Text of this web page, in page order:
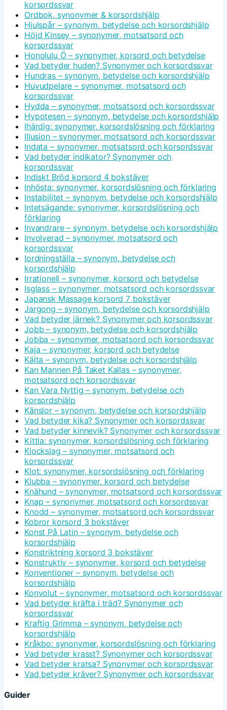
korsordssvar
Ordbok, synonymer & korsordshjälp
Hjulspår – synonym, betydelse och korsordshjälp
Höjd Kinsey – synonymer, motsatsord och
korsordssvar
Honolulu Ö – synonymer, korsord och betydelse
Vad betyder huden? Synonymer och korsordssvar
Hundras – synonym, betydelse och korsordshjälp
Huvudpelare – synonymer, motsatsord och
korsordssvar
Hydda – synonymer, motsatsord och korsordssvar
Hypotesen – synonym, betydelse och korsordshjälp
Ihärdig: synonymer, korsordslösning och förklaring
Illusion – synonymer, motsatsord och korsordssvar
Indata – synonymer, motsatsord och korsordssvar
Vad betyder indikator? Synonymer och
korsordssvar
Indiskt Bröd korsord 4 bokstäver
Inhösta: synonymer, korsordslösning och förklaring
Instabilitet – synonym, betydelse och korsordshjälp
Intetsägande: synonymer, korsordslösning och
förklaring
Invandrare – synonym, betydelse och korsordshjälp
Involverad – synonymer, motsatsord och
korsordssvar
Iordningställa – synonym, betydelse och
korsordshjälp
Irrationell – synonymer, korsord och betydelse
Isglass – synonymer, motsatsord och korsordssvar
Japansk Massage korsord 7 bokstäver
Jargong – synonym, betydelse och korsordshjälp
Vad betyder järnek? Synonymer och korsordssvar
Jobb – synonym, betydelse och korsordshjälp
Jobba – synonymer, motsatsord och korsordssvar
Kaja – synonymer, korsord och betydelse
Kälta – synonym, betydelse och korsordshjälp
Kan Mannen På Taket Kallas – synonymer,
motsatsord och korsordssvar
Kan Vara Nyttig – synonym, betydelse och
korsordshjälp
Känslor – synonym, betydelse och korsordshjälp
Vad betyder kika? Synonymer och korsordssvar
Vad betyder kinnevik? Synonymer och korsordssvar
Kittla: synonymer, korsordslösning och förklaring
Klockslag – synonymer, motsatsord och
korsordssvar
Klot: synonymer, korsordslösning och förklaring
Klubba – synonymer, korsord och betydelse
Knähund – synonymer, motsatsord och korsordssvar
Knap – synonymer, motsatsord och korsordssvar
Knodd – synonymer, motsatsord och korsordssvar
Kobror korsord 3 bokstäver
Konst På Latin – synonym, betydelse och
korsordshjälp
Konstriktning korsord 3 bokstäver
Konstruktiv – synonymer, korsord och betydelse
Konventioner – synonym, betydelse och
korsordshjälp
Konvolut – synonymer, motsatsord och korsordssvar
Vad betyder kräfta i träd? Synonymer och
korsordssvar
Kraftig Grimma – synonym, betydelse och
korsordshjälp
Kråkbo: synonymer, korsordslösning och förklaring
Vad betyder krasst? Synonymer och korsordssvar
Vad betyder kratsa? Synonymer och korsordssvar
Vad betyder kräver? Synonymer och korsordssvar
Guider